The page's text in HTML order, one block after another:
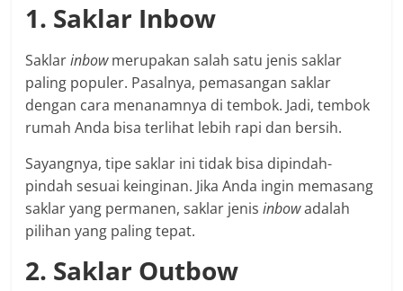
1. Saklar Inbow
Saklarinbowmerupakan salah satu jenis saklar
paling populer. Pasalnya, pemasangan saklar
dengan cara menanamnya di tembok. Jadi, tembok
rumah Anda bisa terlihat lebih rapi dan bersih.
Sayangnya, tipe saklar ini tidak bisa dipindah-
pindah sesuai keinginan. Jika Anda ingin memasang
saklar yang permanen, saklar jenisinbowadalah
pilihan yang paling tepat.
2. Saklar Outbow